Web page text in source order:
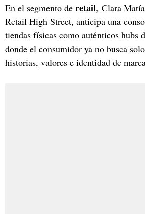
En el segmento de retail, Clara
Retail High Street, anticipa una
tiendas físicas como auténticos hubs
donde el consumidor ya no busca
historias, valores e identidad de